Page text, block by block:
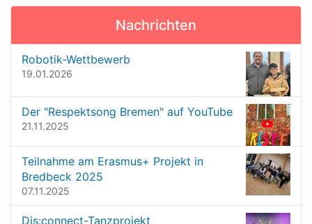
Nachrichten
Robotik-Wettbewerb
19.01.2026
Der "Respektsong Bremen" auf YouTube
21.11.2025
Teilnahme am Erasmus+ Projekt in
Bredbeck 2025
07.11.2025
Dis:connect-Tanzprojekt